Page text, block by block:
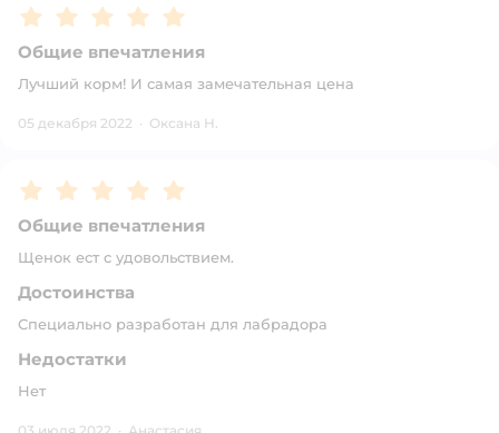
Рейтинг:5
Общие впечатления
Лучший корм! И самая замечательная цена
05 декабря 2022 · Оксана Н.
Рейтинг:5
Общие впечатления
Щенок ест с удовольствием.
Достоинства
Специально разработан для лабрадора
Недостатки
Нет